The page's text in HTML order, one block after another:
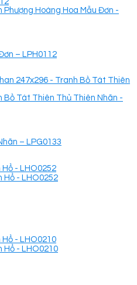
– LPH0112
– LPG0133